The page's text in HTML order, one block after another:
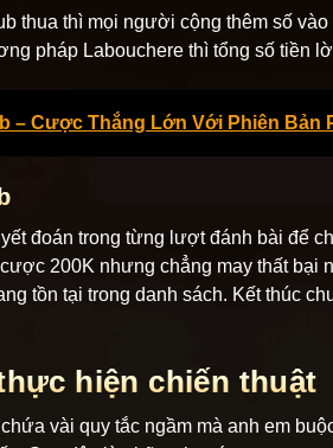
thua thì mọi người cộng thêm số
pháp Labouchere thì tổng số tiền
– Cược Thắng Lớn Với Phiên Bản
đoán trong từng lượt đánh bài để
200K nhưng chẳng may thất bại
tồn tại trong danh sách. Kết thúc
hiện chiến thuật
vài quy tắc ngầm mà anh em